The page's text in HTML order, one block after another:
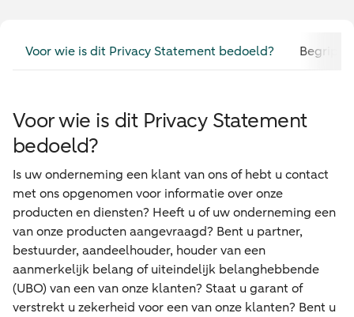
Voor wie is dit Privacy Statement bedoeld?
Voor wie is dit Privacy Statement
bedoeld?
Is uw onderneming een klant van ons of hebt u contact
met ons opgenomen voor informatie over onze
producten en diensten? Heeft u of uw onderneming een
van onze producten aangevraagd? Bent u partner,
bestuurder, aandeelhouder, houder van een
aanmerkelijk belang of uiteindelijk belanghebbende
(UBO) van een van onze klanten? Staat u garant of
verstrekt u zekerheid voor een van onze klanten? Bent u